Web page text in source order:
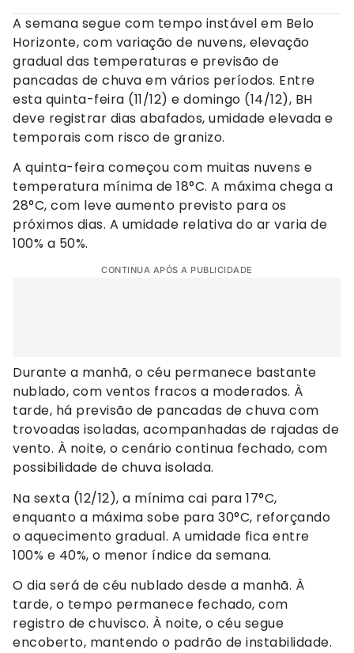
A semana segue com tempo instável em Belo
Horizonte, com variação de nuvens, elevação
gradual das temperaturas e previsão de
pancadas de chuva em vários períodos. Entre
esta quinta-feira (11/12) e domingo (14/12), BH
deve registrar dias abafados, umidade elevada e
temporais com risco de granizo.
A quinta-feira começou com muitas nuvens e
temperatura mínima de 18°C. A máxima chega a
28°C, com leve aumento previsto para os
próximos dias. A umidade relativa do ar varia de
100% a 50%.
CONTINUA APÓS A PUBLICIDADE
Durante a manhã, o céu permanece bastante
nublado, com ventos fracos a moderados. À
tarde, há previsão de pancadas de chuva com
trovoadas isoladas, acompanhadas de rajadas de
vento. À noite, o cenário continua fechado, com
possibilidade de chuva isolada.
Na sexta (12/12), a mínima cai para 17°C,
enquanto a máxima sobe para 30°C, reforçando
o aquecimento gradual. A umidade fica entre
100% e 40%, o menor índice da semana.
O dia será de céu nublado desde a manhã. À
tarde, o tempo permanece fechado, com
registro de chuvisco. À noite, o céu segue
encoberto, mantendo o padrão de instabilidade.